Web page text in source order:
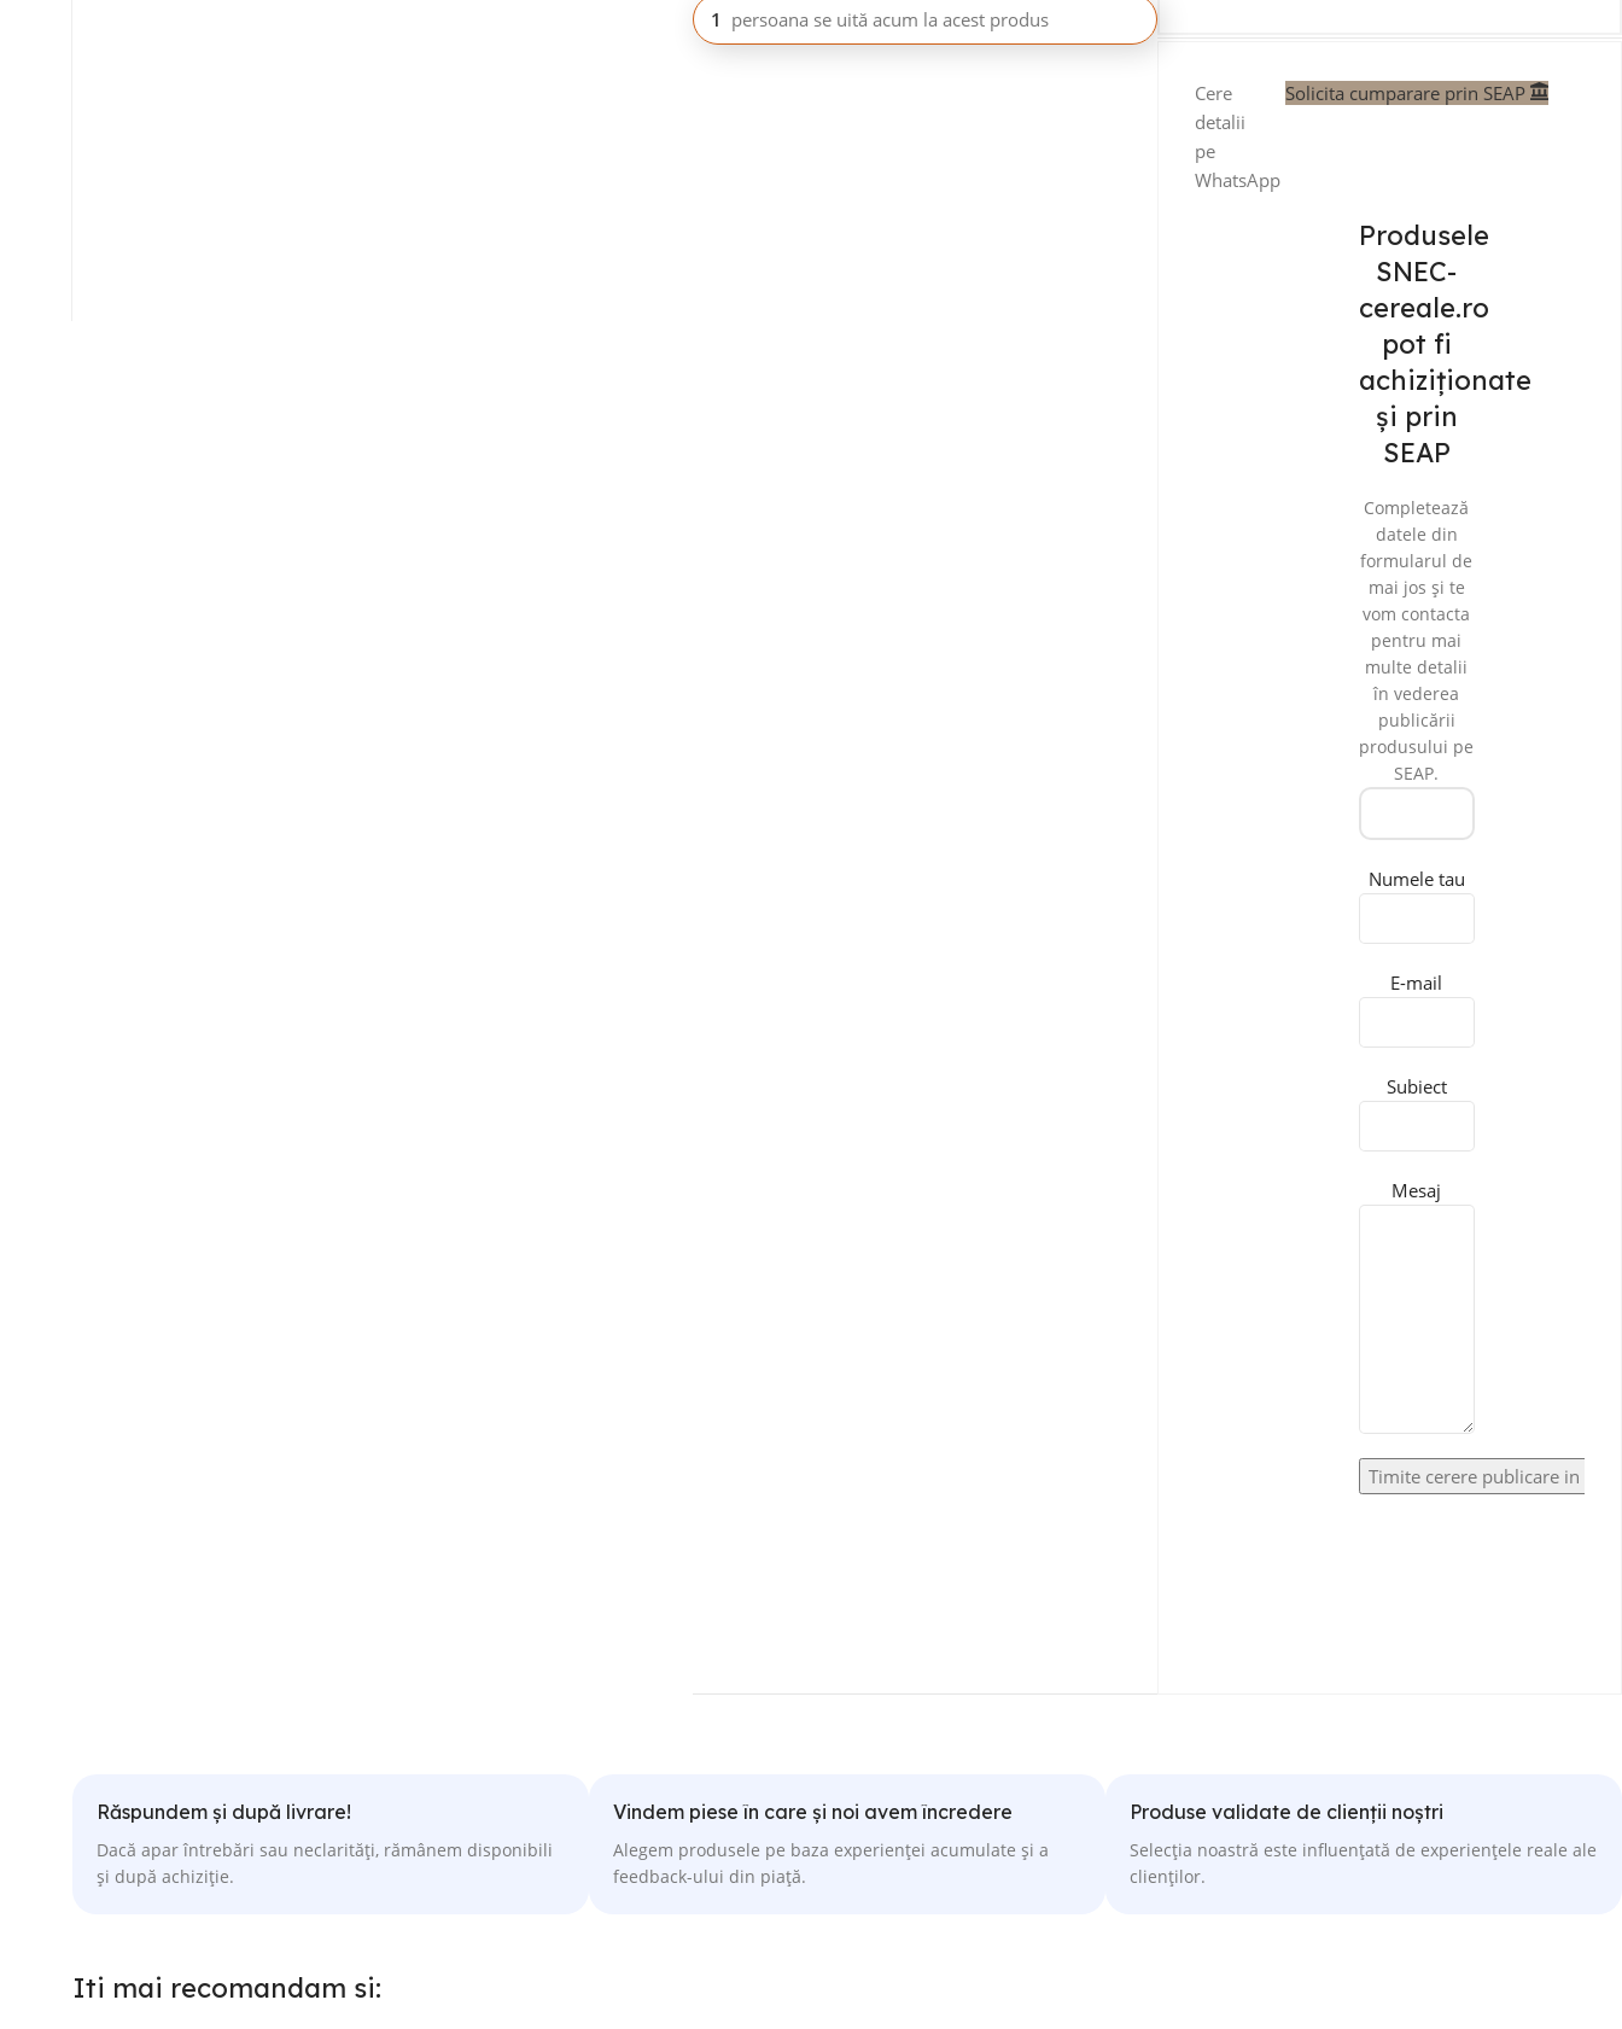
1 persoana se uită acum la acest produs
Cere
detalii
pe
WhatsApp
Solicita cumparare prin SEAP
Produsele
SNEC-
cereale.ro
pot fi
achiziționate
și prin
SEAP
Completează
datele din
formularul de
mai jos și te
vom contacta
pentru mai
multe detalii
în vederea
publicării
produsului pe
SEAP.
Numele tau
E-mail
Subiect
Mesaj
Răspundem și după livrare!
Dacă apar întrebări sau neclarități, rămânem disponibili
și după achiziție.
Vindem piese în care și noi avem încredere
Alegem produsele pe baza experienței acumulate și a
feedback-ului din piață.
Produse validate de clienții noștri
Selecția noastră este influențată de experiențele reale ale
clienților.
Iti mai recomandam si: